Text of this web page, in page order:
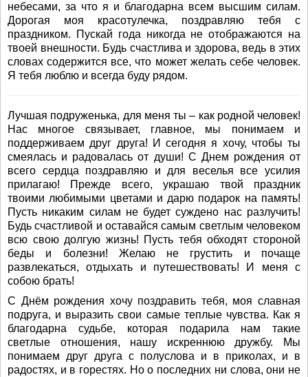
небесами, за что я и благодарна всем высшим силам.
Дорогая моя красотулечка, поздравляю тебя с
праздником. Пускай года никогда не отображаются на
твоей внешности. Будь счастлива и здорова, ведь в этих
словах содержится все, что может желать себе человек.
Я тебя люблю и всегда буду рядом.
Лучшая подруженька, для меня ты – как родной человек!
Нас многое связывает, главное, мы понимаем и
поддерживаем друг друга! И сегодня я хочу, чтобы ты
смеялась и радовалась от души! С Днем рождения от
всего сердца поздравляю и для веселья все усилия
прилагаю! Прежде всего, украшаю твой праздник
твоими любимыми цветами и дарю подарок на память!
Пусть никаким силам не будет суждено нас разлучить!
Будь счастливой и оставайся самым светлым человеком
всю свою долгую жизнь! Пусть тебя обходят стороной
беды и болезни! Желаю не грустить и почаще
развлекаться, отдыхать и путешествовать! И меня с
собою брать!
С Днём рождения хочу поздравить тебя, моя славная
подруга, и выразить свои самые теплые чувства. Как я
благодарна судьбе, которая подарила нам такие
светлые отношения, нашу искреннюю дружбу. Мы
понимаем друг друга с полуслова и в приколах, и в
радостях, и в горестях. Но о последних ни слова, они не